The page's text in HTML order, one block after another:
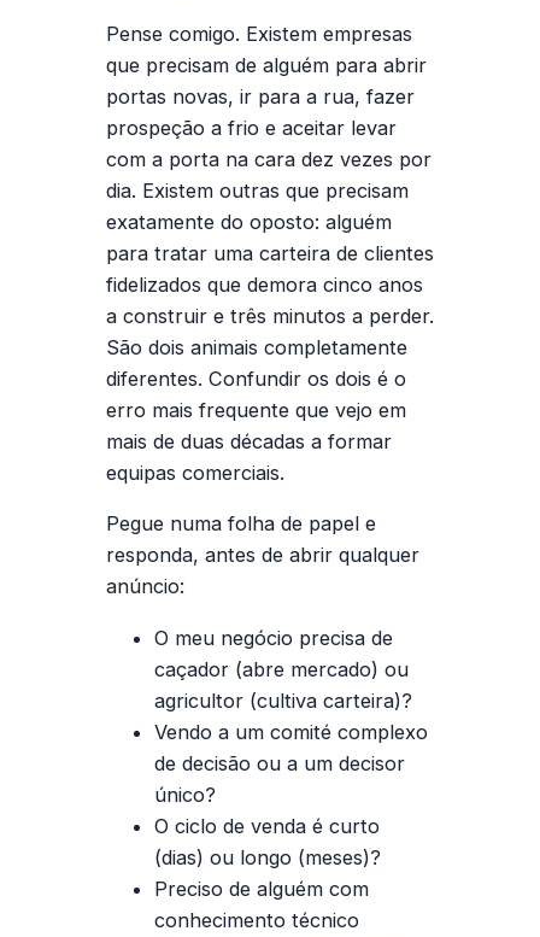
Pense comigo. Existem empresas
que precisam de alguém para abrir
portas novas, ir para a rua, fazer
prospeção a frio e aceitar levar
com a porta na cara dez vezes por
dia. Existem outras que precisam
exatamente do oposto: alguém
para tratar uma carteira de clientes
fidelizados que demora cinco anos
a construir e três minutos a perder.
São dois animais completamente
diferentes. Confundir os dois é o
erro mais frequente que vejo em
mais de duas décadas a formar
equipas comerciais.
Pegue numa folha de papel e
responda, antes de abrir qualquer
anúncio:
O meu negócio precisa de
caçador (abre mercado) ou
agricultor (cultiva carteira)?
Vendo a um comité complexo
de decisão ou a um decisor
único?
O ciclo de venda é curto
(dias) ou longo (meses)?
Preciso de alguém com
conhecimento técnico